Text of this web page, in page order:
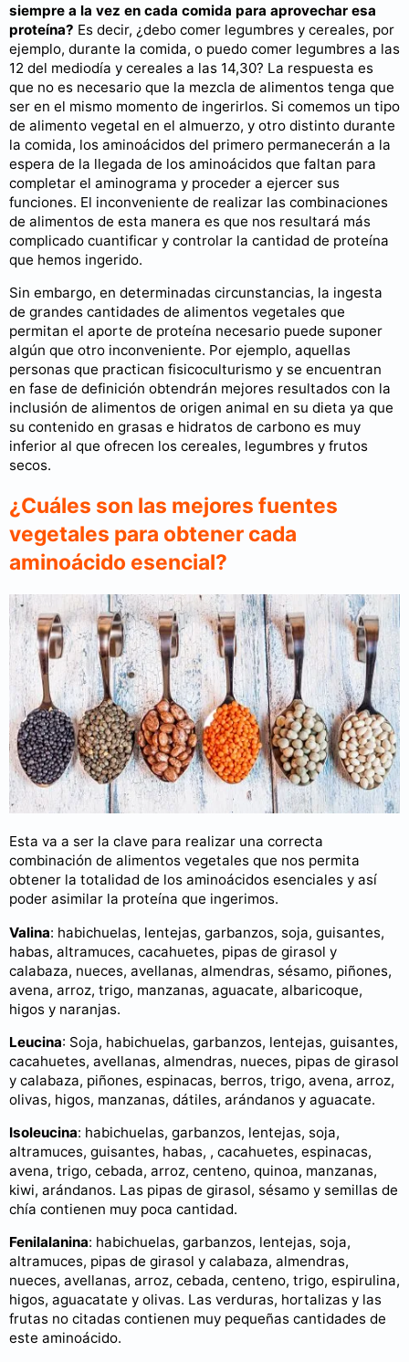
siempre a la vez en cada comida para aprovechar esa
proteína? Es decir, ¿debo comer legumbres y cereales, por
ejemplo, durante la comida, o puedo comer legumbres a las
12 del mediodía y cereales a las 14,30? La respuesta es
que no es necesario que la mezcla de alimentos tenga que
ser en el mismo momento de ingerirlos. Si comemos un tipo
de alimento vegetal en el almuerzo, y otro distinto durante
la comida, los aminoácidos del primero permanecerán a la
espera de la llegada de los aminoácidos que faltan para
completar el aminograma y proceder a ejercer sus
funciones. El inconveniente de realizar las combinaciones
de alimentos de esta manera es que nos resultará más
complicado cuantificar y controlar la cantidad de proteína
que hemos ingerido.
Sin embargo, en determinadas circunstancias, la ingesta
de grandes cantidades de alimentos vegetales que
permitan el aporte de proteína necesario puede suponer
algún que otro inconveniente. Por ejemplo, aquellas
personas que practican fisicoculturismo y se encuentran
en fase de definición obtendrán mejores resultados con la
inclusión de alimentos de origen animal en su dieta ya que
su contenido en grasas e hidratos de carbono es muy
inferior al que ofrecen los cereales, legumbres y frutos
secos.
¿Cuáles son las mejores fuentes
vegetales para obtener cada
aminoácido esencial?
Esta va a ser la clave para realizar una correcta
combinación de alimentos vegetales que nos permita
obtener la totalidad de los aminoácidos esenciales y así
poder asimilar la proteína que ingerimos.
Valina: habichuelas, lentejas, garbanzos, soja, guisantes,
habas, altramuces, cacahuetes, pipas de girasol y
calabaza, nueces, avellanas, almendras, sésamo, piñones,
avena, arroz, trigo, manzanas, aguacate, albaricoque,
higos y naranjas.
Leucina: Soja, habichuelas, garbanzos, lentejas, guisantes,
cacahuetes, avellanas, almendras, nueces, pipas de girasol
y calabaza, piñones, espinacas, berros, trigo, avena, arroz,
olivas, higos, manzanas, dátiles, arándanos y aguacate.
Isoleucina: habichuelas, garbanzos, lentejas, soja,
altramuces, guisantes, habas, , cacahuetes, espinacas,
avena, trigo, cebada, arroz, centeno, quinoa, manzanas,
kiwi, arándanos. Las pipas de girasol, sésamo y semillas de
chía contienen muy poca cantidad.
Fenilalanina: habichuelas, garbanzos, lentejas, soja,
altramuces, pipas de girasol y calabaza, almendras,
nueces, avellanas, arroz, cebada, centeno, trigo, espirulina,
higos, aguacatate y olivas. Las verduras, hortalizas y las
frutas no citadas contienen muy pequeñas cantidades de
este aminoácido.